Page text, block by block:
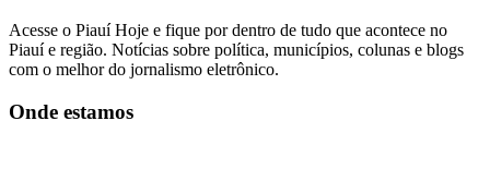
Acesse o Piauí Hoje e fique por dentro de tudo que acontece no
Piauí e região. Notícias sobre política, municípios, colunas e blogs
com o melhor do jornalismo eletrônico.
Onde estamos